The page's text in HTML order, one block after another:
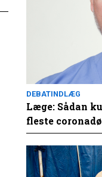
DEBATINDLÆG
Læge: Sådan
fleste